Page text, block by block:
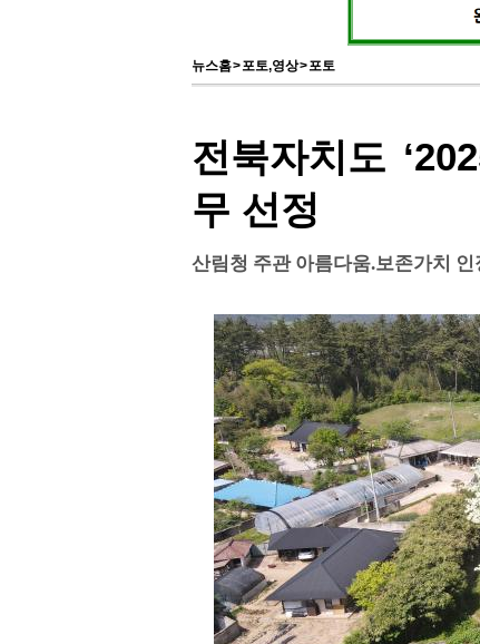
뉴스홈>포토,영상>포토
전북자치도
무 선정
산림청 주관 아름다움.보존가치